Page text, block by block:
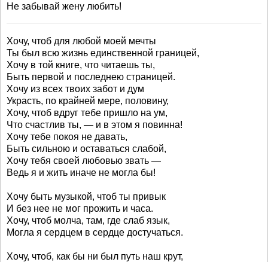
Не забывай жену любить!
Хочу, чтоб для любой моей мечты
Ты был всю жизнь единственной границей,
Хочу в той книге, что читаешь ты,
Быть первой и последнею страницей.
Хочу из всех твоих забот и дум
Украсть, по крайней мере, половину,
Хочу, чтоб вдруг тебе пришло на ум,
Что счастлив ты, — и в этом я повинна!
Хочу тебе покоя не давать,
Быть сильною и оставаться слабой,
Хочу тебя своей любовью звать —
Ведь я и жить иначе не могла бы!
Хочу быть музыкой, чтоб ты привык
И без нее не мог прожить и часа.
Хочу, чтоб молча, там, где слаб язык,
Могла я сердцем в сердце достучаться.
Хочу, чтоб, как бы ни был путь наш крут,